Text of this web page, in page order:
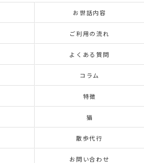
お世話内容
ご利用の流れ
よくある質問
コラム
特徴
猫
散歩代行
お問い合わせ